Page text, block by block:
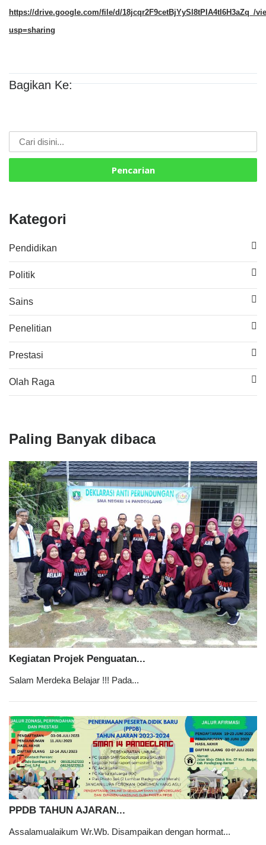
https://drive.google.com/file/d/18jcqr2F9cetBjYySl8tPIA4tI6H3aZq_/
usp=sharing
Bagikan Ke:
Pencarian
Kategori
Pendidikan
Politik
Sains
Penelitian
Prestasi
Olah Raga
Paling Banyak dibaca
Kegiatan Projek Penguatan...
Salam Merdeka Belajar !!! Pada...
PPDB TAHUN AJARAN...
Assalamualaikum Wr.Wb. Disampaikan dengan hormat...